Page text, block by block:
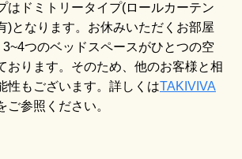
はドミトリータイプ(ロールカーテン
)となります。お休みいただくお部屋
3~4つのベッドスペースがひとつの空
おります。そのため、他のお客様と相
性もございます。詳しくはTAKIVIVA
ご参照ください。